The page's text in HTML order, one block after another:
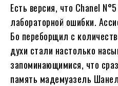
Есть версия, что Chanel
лабораторной ошибки.
Бо переборщил с
духи стали настолько
запоминающимися, что
память мадемуазель